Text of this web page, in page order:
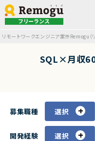
フリーランス
リモートワークエンジニア案件Remogu（
SQL×月収
募集職種 選択
開発経験 選択